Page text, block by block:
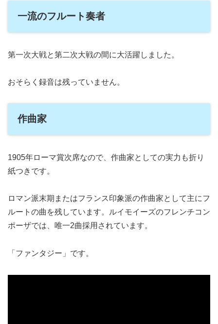
一流のフルート奏者
第一次大戦と第二次大戦の間に大活躍しました。
おそらく録音は残っていません。
作曲家
1905年ローマ賞次席なので、作曲家としての実力も折り
紙つきです。
ロマン派末期またはフランス印象派の作曲家として主にフ
ルートの曲を残しています。ルイモイーズのフレンチコン
ポーザでは、唯一2曲採用されています。
「ファンタジー」です。